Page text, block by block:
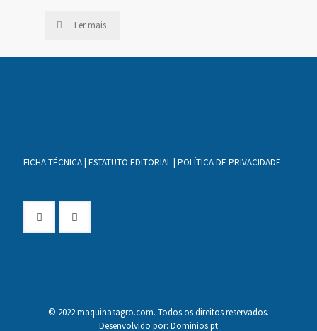
Ler mais
FICHA TÉCNICA| ESTATUTO EDITORIAL| POLÍTICA DE PRIVACIDADE
© 2022 maquinasagro.com. Todos os direitos reservados.
Desenvolvido por: Dominios.pt